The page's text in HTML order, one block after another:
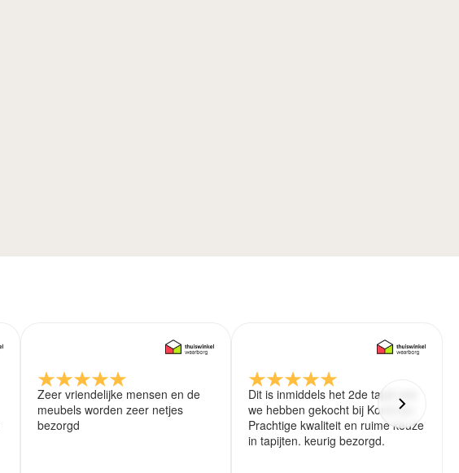
Zeer vriendelijke mensen en de
meubels worden zeer netjes
bezorgd
Dit is inmiddels het 2de tapijt wat
we hebben gekocht bij Koreman.
Prachtige kwaliteit en ruime keuze
in tapijten. keurig bezorgd.